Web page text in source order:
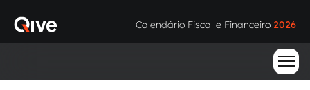
Calendário Fiscal e Financeiro 2026